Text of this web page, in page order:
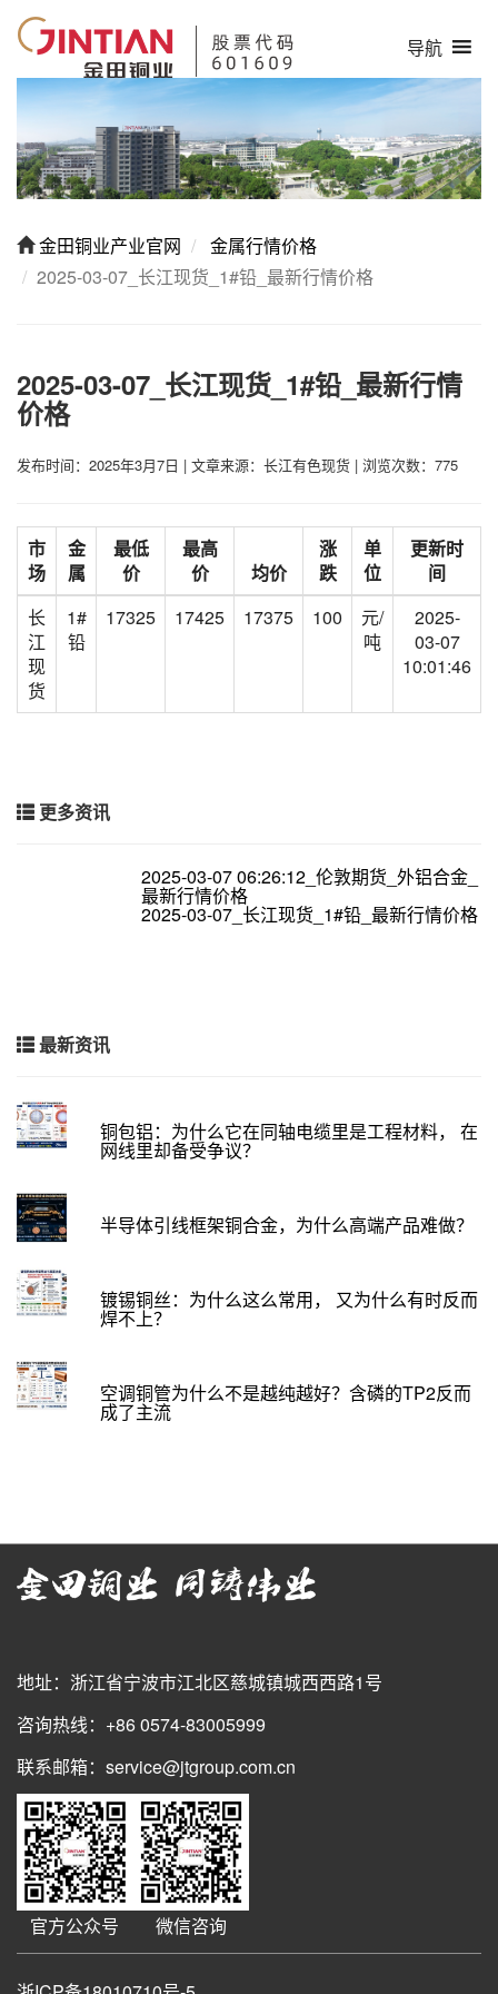
导航
金田铜业产业官网
金属行情价格
2025-03-07_长江现货_1#铅_最新行情价格
2025-03-07_长江现货_1#铅_最新行情
价格
发布时间：2025年3月7日 | 文章来源：长江有色现货 | 浏览次数：775
市
场
金
属
最低
价
最高
价
均价
涨
跌
单
位
更新时
间
长
江
现
货
1#
铅
17325 17425 17375 100
元/
吨
2025-
03-07
10:01:46
更多资讯
2025-03-07 06:26:12_伦敦期货_外铝合金_
最新行情价格
2025-03-07_长江现货_1#铅_最新行情价格
最新资讯
铜包铝：为什么它在同轴电缆里是工程材料， 在
网线里却备受争议？
半导体引线框架铜合金，为什么高端产品难做？
镀锡铜丝：为什么这么常用， 又为什么有时反而
焊不上？
空调铜管为什么不是越纯越好？含磷的TP2反而
成了主流
地址：浙江省宁波市江北区慈城镇城西西路1号
咨询热线：+86 0574-83005999
联系邮箱：service@jtgroup.com.cn
官方公众号 微信咨询